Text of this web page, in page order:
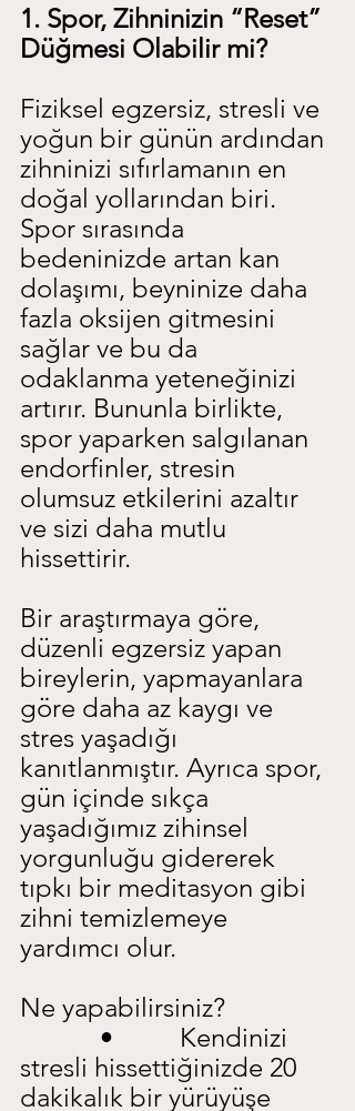
1. Spor, Zihninizin “Reset”
Düğmesi Olabilir mi?
Fiziksel egzersiz, stresli ve
yoğun bir günün ardından
zihninizi sıfırlamanın en
doğal yollarından biri.
Spor sırasında
bedeninizde artan kan
dolaşımı, beyninize daha
fazla oksijen gitmesini
sağlar ve bu da
odaklanma yeteneğinizi
artırır. Bununla birlikte,
spor yaparken salgılanan
endorfinler, stresin
olumsuz etkilerini azaltır
ve sizi daha mutlu
hissettirir.
Bir araştırmaya göre,
düzenli egzersiz yapan
bireylerin, yapmayanlara
göre daha az kaygı ve
stres yaşadığı
kanıtlanmıştır. Ayrıca spor,
gün içinde sıkça
yaşadığımız zihinsel
yorgunluğu gidererek
tıpkı bir meditasyon gibi
zihni temizlemeye
yardımcı olur.
Ne yapabilirsiniz?
•          Kendinizi
stresli hissettiğinizde 20
dakikalık bir yürüyüşe